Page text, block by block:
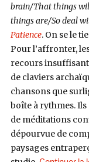
brain/That things
things are/So deal
Patience. On se le
Pour l’affronter,
recours insuffisant
de claviers
chansons que
boîte à rythmes.
de méditations
dépourvue de
paysages